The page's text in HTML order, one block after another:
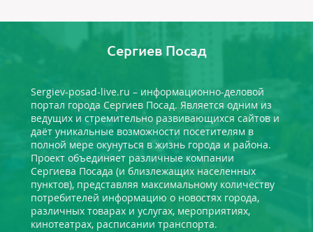
Сергиев Посад
Sergiev-posad-live.ru – информационно-деловой
портал города Сергиев Посад. Является одним из
ведущих и стремительно развивающихся сайтов и
даёт уникальные возможности посетителям в
полной мере окунуться в жизнь города и района.
Проект объединяет различные компании
Сергиева Посада (и близлежащих населенных
пунктов), представляя максимальному количеству
потребителей информацию о новостях города,
различных товарах и услугах, мероприятиях,
кинотеатрах, расписании транспорта.